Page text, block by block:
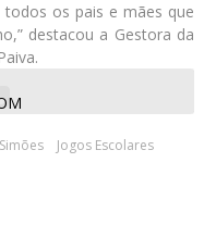
todos os pais e mães que
destacou a Gestora da
Jogos Escolares